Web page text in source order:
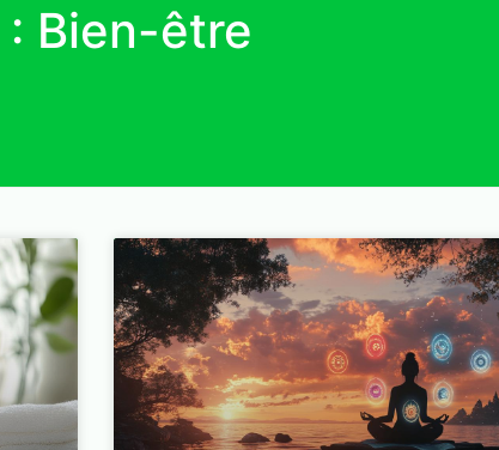
Bien-être